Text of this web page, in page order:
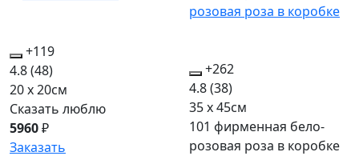
+119
4.8(48)
20 x 20см
Сказать люблю
5960₽
Заказать
+262
4.8(38)
35 x 45см
101 фирменная бело-
розовая роза в коробке